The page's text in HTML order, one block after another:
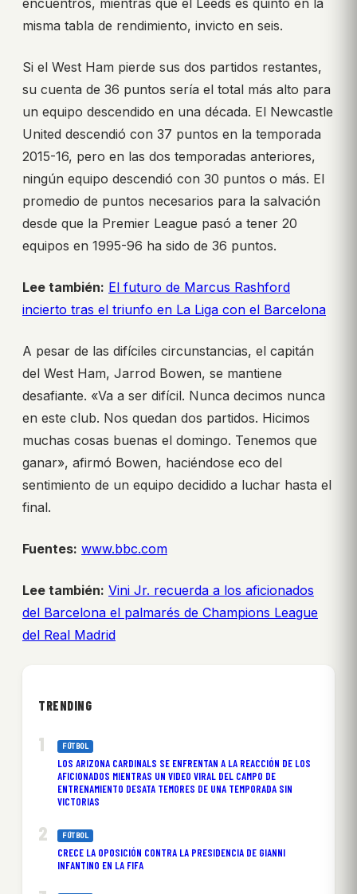
encuentros, mientras que el Leeds es quinto en la
misma tabla de rendimiento, invicto en seis.
Si el West Ham pierde sus dos partidos restantes,
su cuenta de 36 puntos sería el total más alto para
un equipo descendido en una década. El Newcastle
United descendió con 37 puntos en la temporada
2015-16, pero en las dos temporadas anteriores,
ningún equipo descendió con 30 puntos o más. El
promedio de puntos necesarios para la salvación
desde que la Premier League pasó a tener 20
equipos en 1995-96 ha sido de 36 puntos.
Lee también: El futuro de Marcus Rashford
incierto tras el triunfo en La Liga con el Barcelona
A pesar de las difíciles circunstancias, el capitán
del West Ham, Jarrod Bowen, se mantiene
desafiante. «Va a ser difícil. Nunca decimos nunca
en este club. Nos quedan dos partidos. Hicimos
muchas cosas buenas el domingo. Tenemos que
ganar», afirmó Bowen, haciéndose eco del
sentimiento de un equipo decidido a luchar hasta el
final.
Fuentes: www.bbc.com
Lee también: Vini Jr. recuerda a los aficionados
del Barcelona el palmarés de Champions League
del Real Madrid
TRENDING
FÚTBOL
LOS ARIZONA CARDINALS SE ENFRENTAN A LA REACCIÓN DE LOS
AFICIONADOS MIENTRAS UN VIDEO VIRAL DEL CAMPO DE
ENTRENAMIENTO DESATA TEMORES DE UNA TEMPORADA SIN
VICTORIAS
FÚTBOL
CRECE LA OPOSICIÓN CONTRA LA PRESIDENCIA DE GIANNI
INFANTINO EN LA FIFA